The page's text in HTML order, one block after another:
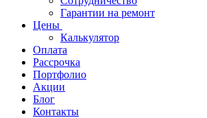
Гарантии на ремонт
Цены
Калькулятор
Оплата
Рассрочка
Портфолио
Акции
Блог
Контакты